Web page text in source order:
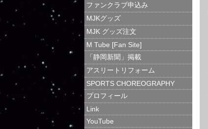
ファンクラブ申込み
MJKグッズ
MJK グッズ注文
M Tube [Fan Site]
「静岡新聞」掲載
アスリートリフォーム
SPORTS CHOREOGRAPHY
プロフィール
Link
YouTube